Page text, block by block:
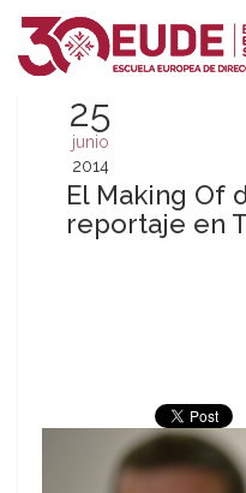
25
junio
2014
El Making Of
reportaje en